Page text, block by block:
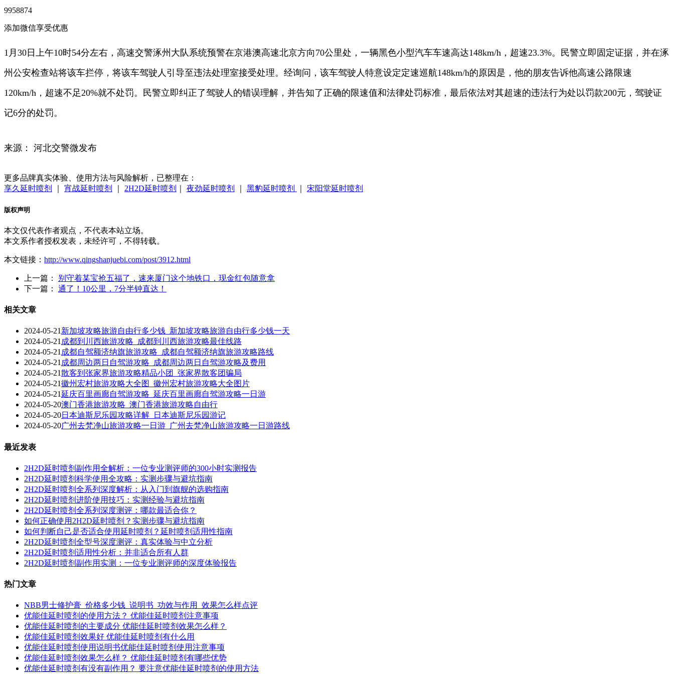
9958874
添加微信享受优惠
1月30日上午10时54分左右，高速交警涿州大队系统预警在京港澳高速北京方向70公里处，一辆黑色小型汽车车速高达148km/h，超速23.3%。民警立即固定证据，并在涿
州公安检查站将该车拦停，将该车驾驶人引导至违法处理室接受处理。经询问，该车驾驶人特意设定定速巡航148km/h的原因是，他的朋友告诉他高速公路限速
120km/h，超速不足20%就不处罚。民警立即纠正了驾驶人的错误理解，并告知了正确的限速值和法律处罚标准，最后依法对其超速的违法行为处以罚款200元，驾驶证
记6分的处罚。
来源： 河北交警微发布
更多品牌真实体验、使用方法与风险解析，已整理在：
享久延时喷剂
宵战延时喷剂 2H2D延时喷剂 夜劲延时喷剂 黑豹延时喷剂 宋阳堂延时喷剂
版权声明
本文仅代表作者观点，不代表本站立场。
本文系作者授权发表，未经许可，不得转载。
本文链接： http://www.qingshanjuebi.com/post/3912.html
上一篇： 别守着某宝抢五福了，速来厦门这个地铁口，现金红包随意拿
下一篇： 通了！10公里，7分半钟直达！
相关文章
2024-05-21 新加坡攻略旅游自由行多少钱_新加坡攻略旅游自由行多少钱一天
2024-05-21 成都到川西旅游攻略_成都到川西旅游攻略最佳线路
2024-05-21 成都自驾额济纳旗旅游攻略_成都自驾额济纳旗旅游攻略路线
2024-05-21 成都周边两日自驾游攻略_成都周边两日自驾游攻略及费用
2024-05-21散客到张家界旅游攻略精品小团_张家界散客团骗局
2024-05-21徽州宏村旅游攻略大全图_徽州宏村旅游攻略大全图片
2024-05-21延庆百里画廊自驾游攻略_延庆百里画廊自驾游攻略一日游
2024-05-20澳门香港旅游攻略_澳门香港旅游攻略自由行
2024-05-20日本迪斯尼乐园攻略详解_日本迪斯尼乐园游记
2024-05-20广州去梵净山旅游攻略一日游_广州去梵净山旅游攻略一日游路线
最近发表
2H2D延时喷剂副作用全解析：一位专业测评师的300小时实测报告
2H2D延时喷剂科学使用全攻略：实测步骤与避坑指南
2H2D延时喷剂全系列深度解析：从入门到旗舰的选购指南
2H2D延时喷剂进阶使用技巧：实测经验与避坑指南
2H2D延时喷剂全系列深度测评：哪款最适合你？
如何正确使用2H2D延时喷剂？实测步骤与避坑指南
如何判断自己是否适合使用延时喷剂？延时喷剂适用性指南
2H2D延时喷剂全型号深度测评：真实体验与中立分析
2H2D延时喷剂适用性分析：并非适合所有人群
2H2D延时喷剂副作用实测：一位专业测评师的深度体验报告
热门文章
NBB男士修护膏_价格多少钱_说明书_功效与作用_效果怎么样点评
优能佳延时喷剂的使用方法？ 优能佳延时喷剂注意事项
优能佳延时喷剂的主要成分 优能佳延时喷剂效果怎么样？
优能佳延时喷剂效果好 优能佳延时喷剂有什么用
优能佳延时喷剂使用说明书优能佳延时喷剂使用注意事项
优能佳延时喷剂效果怎么样？ 优能佳延时喷剂有哪些优势
优能佳延时喷剂有没有副作用？ 要注意优能佳延时喷剂的使用方法